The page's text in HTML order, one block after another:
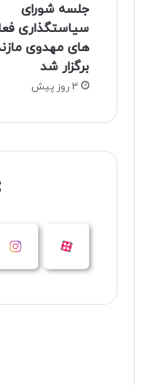
جلسه شورای
سیاستگذاری
های مهدوی
برگزار شد
3 روز پیش
آپارات